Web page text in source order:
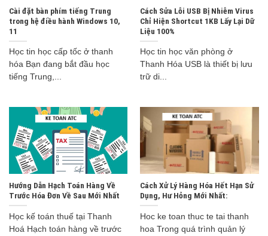
Cài đặt bàn phím tiếng Trung
trong hệ điều hành Windows 10,
11
Học tin học cấp tốc ở thanh
hóa Bạn đang bắt đầu học
tiếng Trung,...
Cách Sửa Lỗi USB Bị Nhiễm Virus
Chỉ Hiện Shortcut 1KB Lấy Lại Dữ
Liệu 100%
Học tin học văn phòng ở
Thanh Hóa USB là thiết bị lưu
trữ di...
Hướng Dẫn Hạch Toán Hàng Về
Trước Hóa Đơn Về Sau Mới Nhất
Học kế toán thuế tại Thanh
Hoá Hạch toán hàng về trước
Cách Xử Lý Hàng Hóa Hết Hạn Sử
Dụng, Hư Hỏng Mới Nhất:
Hoc ke toan thuc te tai thanh
hoa Trong quá trình quản lý